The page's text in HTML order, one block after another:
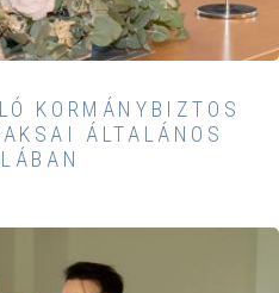
KORMÁNYBIZTOS
ÁLTALÁNOS